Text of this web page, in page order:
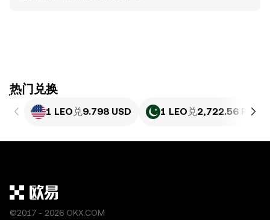
ִִִִִִִִִִִִִִִִִִִִִִִִִִִִִִִִִִִִִִִִִִִִִִִִ热门兑换
1 LEO 兑9.798 USD 1 LEO 兑2,722.56 PKR
©2017 - 2026 OKX.COM